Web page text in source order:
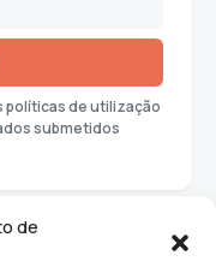
de
políticas de utilização
submetidos